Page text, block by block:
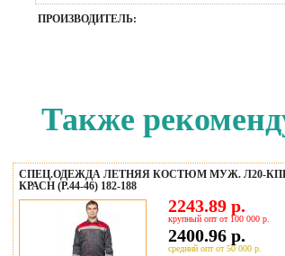
ПРОИЗВОДИТЕЛЬ:
Также
СПЕЦ.ОДЕЖДА ЛЕТНЯЯ КОСТЮМ МУЖ. Л20-
КРАСН (Р.44-46) 182-188
2243.89 р.
крупный опт от 100 000 р.
2400.96 р.
средний опт от 50 000 р.